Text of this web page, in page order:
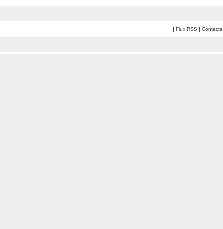
| Flux RSS | Contacts